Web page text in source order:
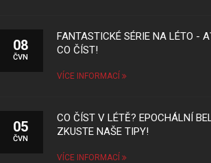
08
ČVN
FANTASTICKÉ SÉRIE NA LÉTO -
CO ČÍST!
VÍCE INFORMACÍ
05
ČVN
CO ČÍST V LÉTĚ? EPOCHÁLNÍ
ZKUSTE NAŠE TIPY!
VÍCE INFORMACÍ